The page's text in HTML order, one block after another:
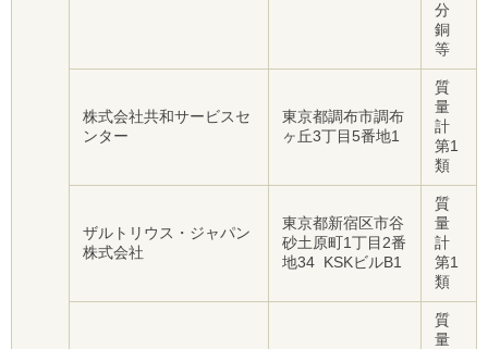
分
銅
等
株式会社共和サービスセ
ンター
東京都調布市調布
ヶ丘3丁目5番地1
質
量
計
第1
類
ザルトリウス・ジャパン
株式会社
東京都新宿区市谷
砂土原町1丁目2番
地34 KSKビルB1
質
量
計
第1
類
質
量